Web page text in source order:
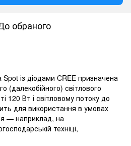
обраного
із діодами CREE призначена
(далекобійного) світлового
120 Вт і світловому потоку до
для використання в умовах
— наприклад, на
техніці,